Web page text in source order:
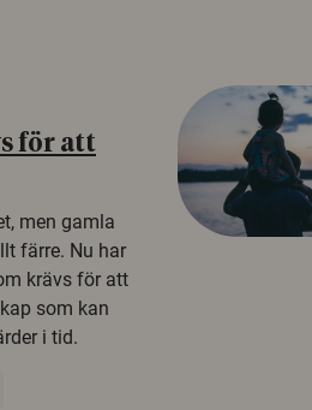
för att
men gamla
färre. Nu har
krävs för att
som kan
i tid.